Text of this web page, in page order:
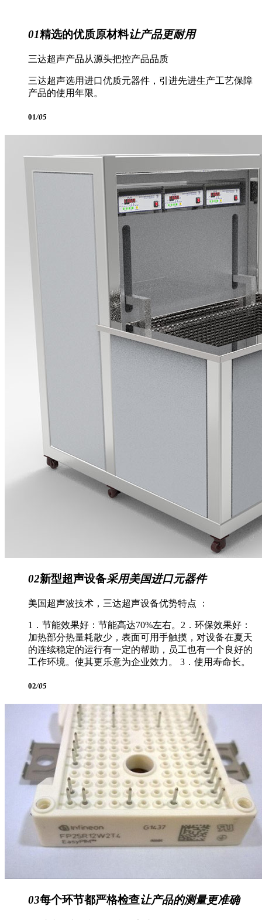
01精选的优质原材料让产品更耐用
三达超声产品从源头把控产品品质
三达超声选用进口优质元器件，引进先进生产工艺保障
产品的使用年限。
01/05
02新型超声设备采用美国进口元器件
美国超声波技术，三达超声设备优势特点 ：
1．节能效果好：节能高达70%左右。2．环保效果好：
加热部分热量耗散少，表面可用手触摸，对设备在夏天
的连续稳定的运行有一定的帮助，员工也有一个良好的
工作环境。使其更乐意为企业效力。 3．使用寿命长。
02/05
03每个环节都严格检查让产品的测量更准确